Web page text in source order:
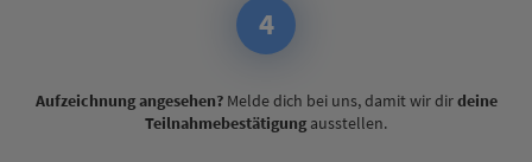
4
Aufzeichnung angesehen?Melde dich bei uns, damit wir dirdeine
Teilnahmebestätigung ausstellen.